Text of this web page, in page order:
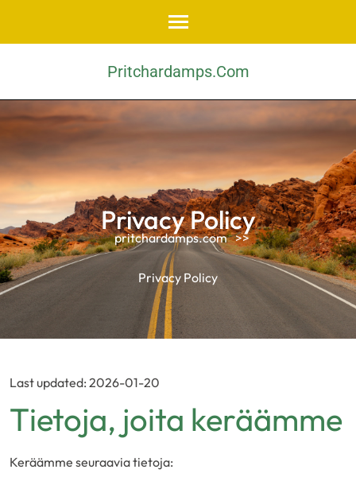
Pritchardamps.com
Privacy Policy
pritchardamps.com >>
Privacy Policy
Last updated: 2026-01-20
Tietoja, joita keräämme
Keräämme seuraavia tietoja: